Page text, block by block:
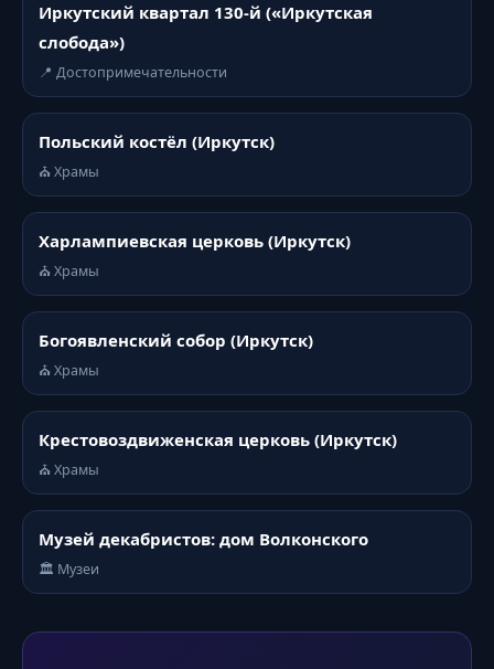
Иркутский квартал 130-й («Иркутская
слобода»)
📍 Достопримечательности
Польский костёл (Иркутск)
⛪ Храмы
Харлампиевская церковь (Иркутск)
⛪ Храмы
Богоявленский собор (Иркутск)
⛪ Храмы
Крестовоздвиженская церковь (Иркутск)
⛪ Храмы
Музей декабристов: дом Волконского
🏛️ Музеи